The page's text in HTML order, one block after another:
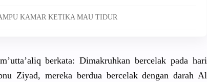
KAMAR KETIKA MAU TIDUR
liq berkata: Dimakruhkan bercelak pada hari
Ziyad, mereka berdua bercelak dengan darah Al